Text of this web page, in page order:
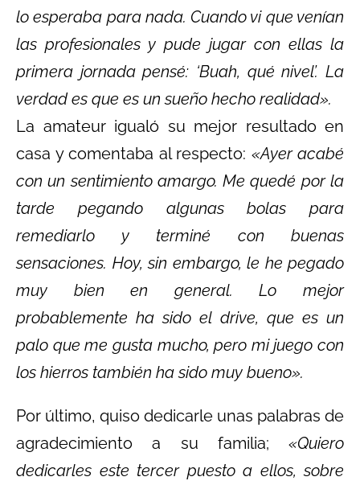
lo esperaba para nada. Cuando vi que venían
las profesionales y pude jugar con ellas la
primera jornada pensé: ‘Buah, qué nivel’. La
verdad es que es un sueño hecho realidad».
La amateur igualó su mejor resultado en
casa y comentaba al respecto: «Ayer acabé
con un sentimiento amargo. Me quedé por la
tarde pegando algunas bolas para
remediarlo y terminé con buenas
sensaciones. Hoy, sin embargo, le he pegado
muy bien en general. Lo mejor
probablemente ha sido el drive, que es un
palo que me gusta mucho, pero mi juego con
los hierros también ha sido muy bueno».
Por último, quiso dedicarle unas palabras de
agradecimiento a su familia; «Quiero
dedicarles este tercer puesto a ellos, sobre